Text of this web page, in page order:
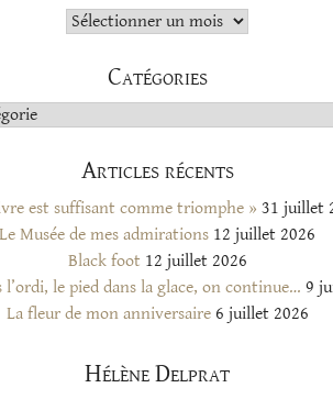
Archives
Catégories
Articles récents
est suffisant comme triomphe » 31 juillet
Le Musée de mes admirations 12 juillet 2026
Black foot 12 juillet 2026
l’ordi, le pied dans la glace, on continue… 9
La fleur de mon anniversaire 6 juillet 2026
Hélène Delprat